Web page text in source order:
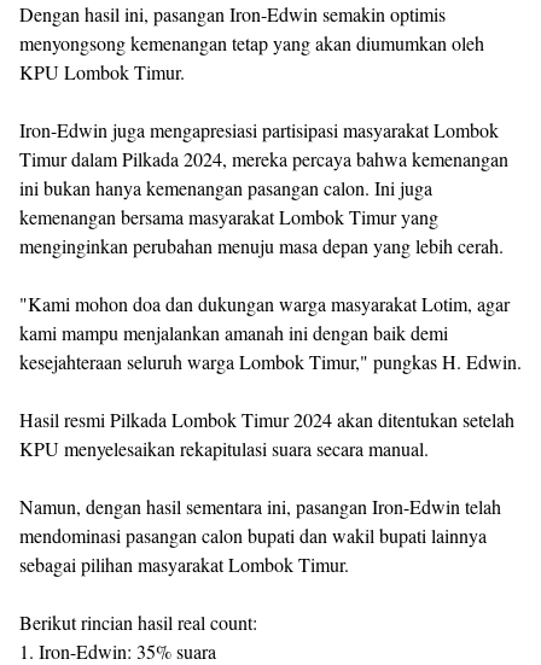
Dengan hasil ini, pasangan Iron-Edwin semakin optimis
menyongsong kemenangan tetap yang akan diumumkan oleh
KPU Lombok Timur.
Iron-Edwin juga mengapresiasi partisipasi masyarakat Lombok
Timur dalam Pilkada 2024, mereka percaya bahwa kemenangan
ini bukan hanya kemenangan pasangan calon. Ini juga
kemenangan bersama masyarakat Lombok Timur yang
menginginkan perubahan menuju masa depan yang lebih cerah.
"Kami mohon doa dan dukungan warga masyarakat Lotim, agar
kami mampu menjalankan amanah ini dengan baik demi
kesejahteraan seluruh warga Lombok Timur," pungkas H. Edwin.
Hasil resmi Pilkada Lombok Timur 2024 akan ditentukan setelah
KPU menyelesaikan rekapitulasi suara secara manual.
Namun, dengan hasil sementara ini, pasangan Iron-Edwin telah
mendominasi pasangan calon bupati dan wakil bupati lainnya
sebagai pilihan masyarakat Lombok Timur.
Berikut rincian hasil real count:
1. Iron-Edwin: 35% suara